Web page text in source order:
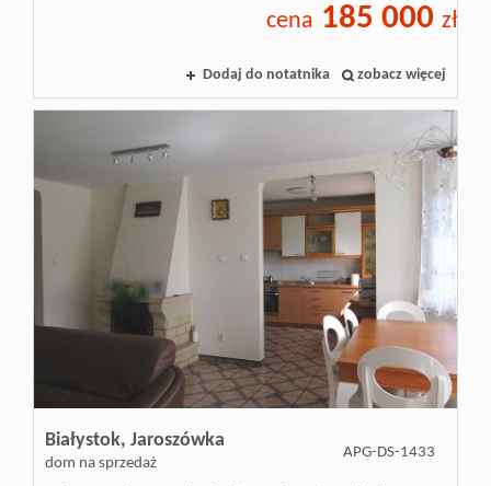
cena 185 000 zł
Dodaj do notatnika zobacz więcej
Białystok, Jaroszówka
dom na sprzedaż
APG-DS-1433